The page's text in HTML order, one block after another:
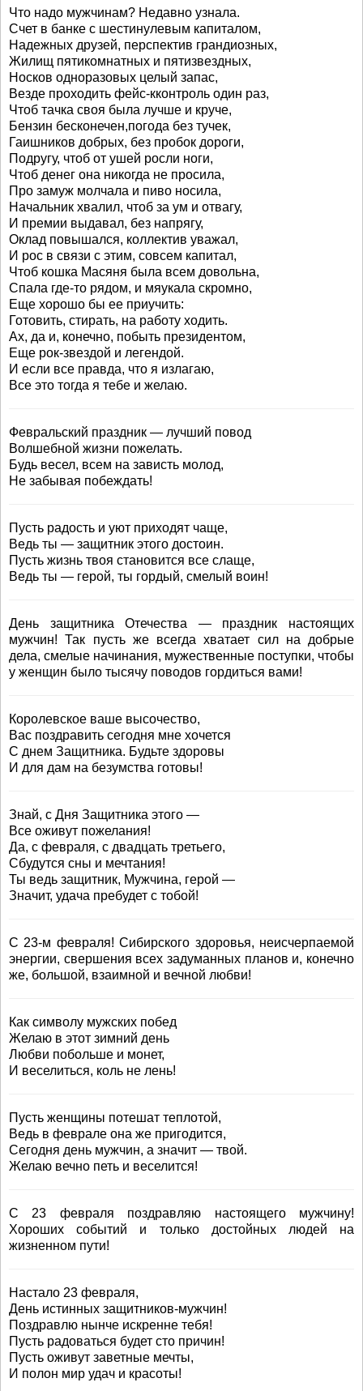
Что надо мужчинам? Недавно узнала.
Счет в банке с шестинулевым капиталом,
Надежных друзей, перспектив грандиозных,
Жилищ пятикомнатных и пятизвездных,
Носков одноразовых целый запас,
Везде проходить фейс-кконтроль один раз,
Чтоб тачка своя была лучше и круче,
Бензин бесконечен,погода без тучек,
Гаишников добрых, без пробок дороги,
Подругу, чтоб от ушей росли ноги,
Чтоб денег она никогда не просила,
Про замуж молчала и пиво носила,
Начальник хвалил, чтоб за ум и отвагу,
И премии выдавал, без напрягу,
Оклад повышался, коллектив уважал,
И рос в связи с этим, совсем капитал,
Чтоб кошка Масяня была всем довольна,
Спала где-то рядом, и мяукала скромно,
Еще хорошо бы ее приучить:
Готовить, стирать, на работу ходить.
Ах, да и, конечно, побыть президентом,
Еще рок-звездой и легендой.
И если все правда, что я излагаю,
Все это тогда я тебе и желаю.
Февральский праздник — лучший повод
Волшебной жизни пожелать.
Будь весел, всем на зависть молод,
Не забывая побеждать!
Пусть радость и уют приходят чаще,
Ведь ты — защитник этого достоин.
Пусть жизнь твоя становится все слаще,
Ведь ты — герой, ты гордый, смелый воин!
День защитника Отечества — праздник настоящих
мужчин! Так пусть же всегда хватает сил на добрые
дела, смелые начинания, мужественные поступки, чтобы
у женщин было тысячу поводов гордиться вами!
Королевское ваше высочество,
Вас поздравить сегодня мне хочется
С днем Защитника. Будьте здоровы
И для дам на безумства готовы!
Знай, с Дня Защитника этого —
Все оживут пожелания!
Да, с февраля, с двадцать третьего,
Сбудутся сны и мечтания!
Ты ведь защитник, Мужчина, герой —
Значит, удача пребудет с тобой!
С 23-м февраля! Сибирского здоровья, неисчерпаемой
энергии, свершения всех задуманных планов и, конечно
же, большой, взаимной и вечной любви!
Как символу мужских побед
Желаю в этот зимний день
Любви побольше и монет,
И веселиться, коль не лень!
Пусть женщины потешат теплотой,
Ведь в феврале она же пригодится,
Сегодня день мужчин, а значит — твой.
Желаю вечно петь и веселится!
С 23 февраля поздравляю настоящего мужчину!
Хороших событий и только достойных людей на
жизненном пути!
Настало 23 февраля,
День истинных защитников-мужчин!
Поздравлю нынче искренне тебя!
Пусть радоваться будет сто причин!
Пусть оживут заветные мечты,
И полон мир удач и красоты!